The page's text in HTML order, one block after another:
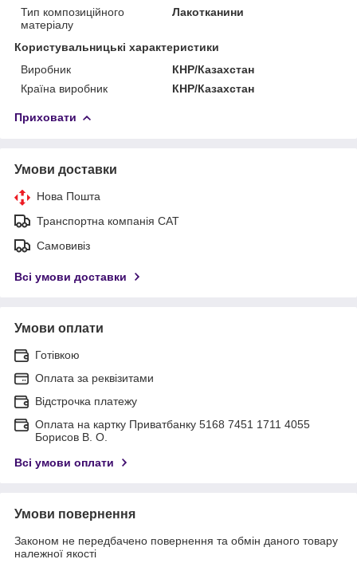
Тип композиційного
матеріалу
Лакотканини
Користувальницькі характеристики
Виробник
КНР/Казахстан
Країна виробник
КНР/Казахстан
Приховати
Умови доставки
Нова Пошта
Транспортна компанія САТ
Самовивіз
Всі умови доставки
Умови оплати
Готівкою
Оплата за реквізитами
Відстрочка платежу
Оплата на картку Приватбанку 5168 7451 1711 4055
Борисов В. О.
Всі умови оплати
Умови повернення
Законом не передбачено повернення та обмін даного товару
належної якості